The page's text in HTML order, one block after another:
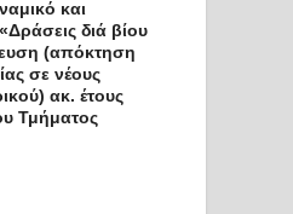
και
διά βίου
(απόκτηση
σε νέους
ακ. έτους
Τμήματος